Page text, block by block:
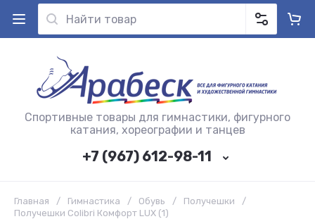
Спортивные товары для гимнастики, фигурного
катания, хореографии и танцев
+7 (967) 612-98-11
Главная / Гимнастика / Обувь / Получешки
/
Получешки Colibri Комфорт LUX (1)